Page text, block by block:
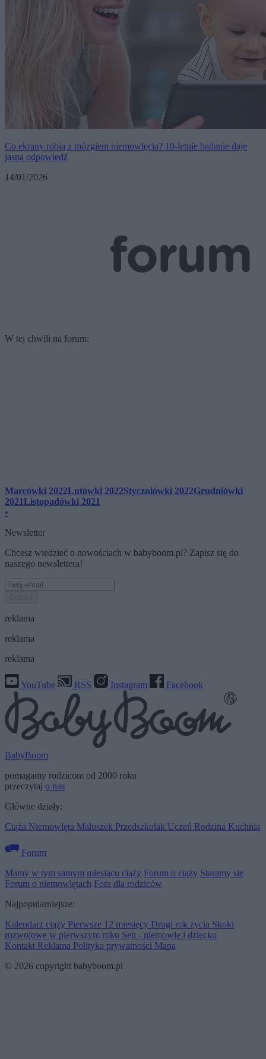
Co ekrany robią z mózgiem niemowlęcia? 10-letnie badanie daje
jasną odpowiedź
14/01/2026
W tej chwili na forum:
Marcówki 2022Lutówki 2022Styczniówki 2022Grudniówki
2021Listopadówki 2021
•
Newsletter
Chcesz wiedzieć o nowościach w babyboom.pl? Zapisz się do
naszego newslettera!
reklama
reklama
reklama
YouTube RSS Instagram Facebook
BabyBoom
pomagamy rodzicom od 2000 roku
przeczytaj o nas
Główne działy:
Ciąża Niemowlęta Maluszek Przedszkolak Uczeń Rodzina Kuchnia
Forum
Mamy w tym samym miesiącu ciąży Forum o ciąży Staramy się
Forum o niemowlętach Fora dla rodziców
Najpopularniejsze:
Kalendarz ciąży Pierwsze 12 miesięcy Drugi rok życia Skoki
rozwojowe w pierwszym roku Sen - niemowlę i dziecko
Kontakt Reklama Polityka prywatności Mapa
© 2026 copyright babyboom.pl